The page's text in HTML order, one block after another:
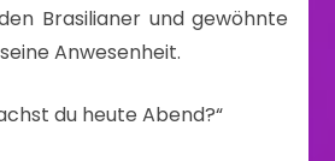
Brasilianer und gewöhnte
Anwesenheit.
du heute Abend?“